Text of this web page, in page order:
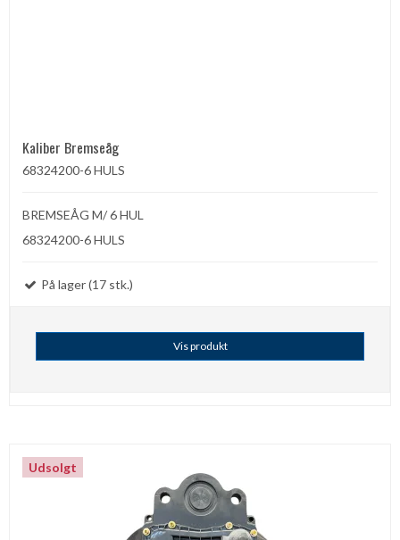
Kaliber Bremseåg
68324200-6 HULS
BREMSEÅG M/ 6 HUL
68324200-6 HULS
På lager (17 stk.)
Vis produkt
Udsolgt